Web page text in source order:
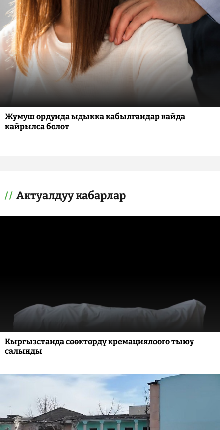
Жумуш ордунда ыдыкка кабылгандар кайда
кайрылса болот
Актуалдуу кабарлар
Кыргызстанда сөөктөрдү кремациялоого тыюу
салынды